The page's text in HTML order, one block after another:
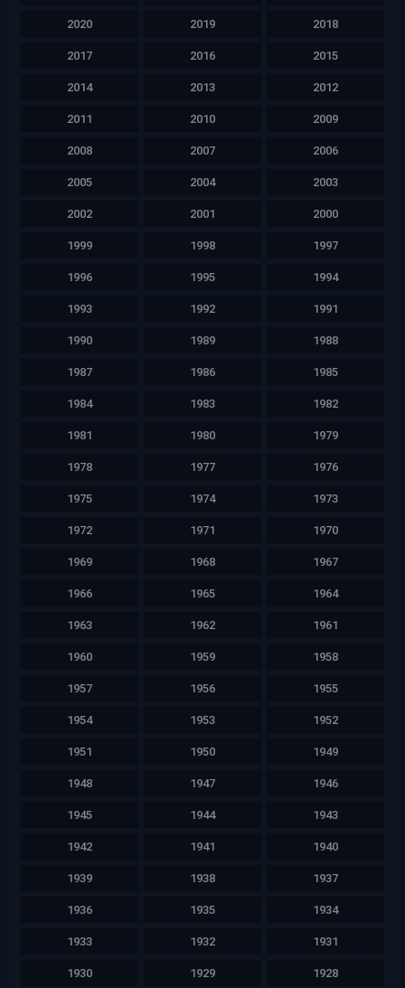
2020 2019 2018
2017 2016 2015
2014 2013 2012
2011 2010 2009
2008 2007 2006
2005 2004 2003
2002 2001 2000
1999 1998 1997
1996 1995 1994
1993 1992 1991
1990 1989 1988
1987 1986 1985
1984 1983 1982
1981 1980 1979
1978 1977 1976
1975 1974 1973
1972 1971 1970
1969 1968 1967
1966 1965 1964
1963 1962 1961
1960 1959 1958
1957 1956 1955
1954 1953 1952
1951 1950 1949
1948 1947 1946
1945 1944 1943
1942 1941 1940
1939 1938 1937
1936 1935 1934
1933 1932 1931
1930 1929 1928